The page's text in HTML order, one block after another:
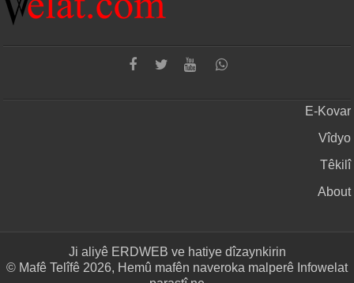
E-Kovar
Vîdyo
Têkilî
About
Ji aliyê ERDWEB ve hatiye dîzaynkirin
© Mafê Telîfê 2026, Hemû mafên naveroka malperê Infowelat